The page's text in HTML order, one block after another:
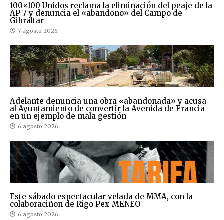
100×100 Unidos reclama la eliminación del peaje de la
AP-7 y denuncia el «abandono» del Campo de
Gibraltar
7 agosto 2026
Adelante denuncia una obra «abandonada» y acusa
al Ayuntamiento de convertir la Avenida de Francia
en un ejemplo de mala gestión
6 agosto 2026
Este sábado espectacular velada de MMA, con la
colaboraciñon de Rigo Pex-MENEO
6 agosto 2026